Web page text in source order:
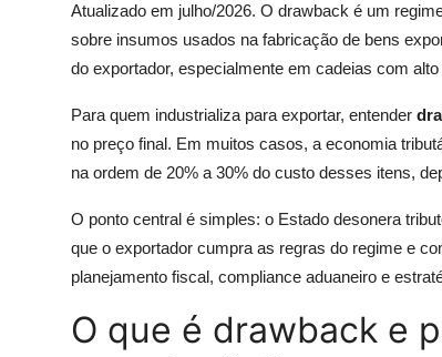
Atualizado em julho/2026. O drawback é um
sobre insumos usados na fabricação de bens
do exportador, especialmente em cadeias com
Para quem industrializa para exportar, entender
no preço final. Em muitos casos, a economia
na ordem de 20% a 30% do custo desses itens,
O ponto central é simples: o Estado desonera
que o exportador cumpra as regras do regime e
planejamento fiscal, compliance aduaneiro e
O que é drawback e